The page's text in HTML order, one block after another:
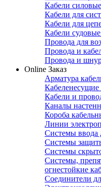
Кабели
Кабели для
Кабели для
Кабели
Провода для
Провода и
Провода и
Online Заказ
Арматура
Кабели и
Каналы
Короба
Линии
Системы ввода
Системы
Системы
Системы,
огнестойкие
Соединители